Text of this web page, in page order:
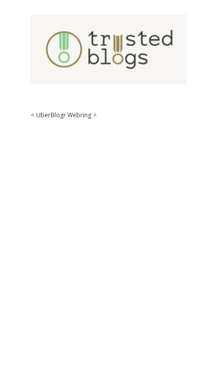
< UberBlogr Webring >